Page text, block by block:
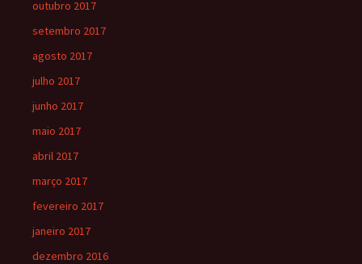
outubro 2017
setembro 2017
agosto 2017
julho 2017
junho 2017
maio 2017
abril 2017
março 2017
fevereiro 2017
janeiro 2017
dezembro 2016